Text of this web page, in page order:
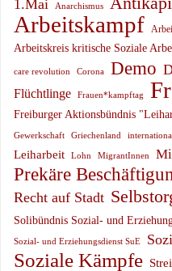
1.Mai Anarchismus
Arbeitskampf
Arbeitskreis kritische Soziale
care revolution Corona Demo
Flüchtlinge Frauen*kampftag
Freiburger Aktionsbündnis
Gewerkschaft Griechenland
Leiharbeit Lohn MigrantInnen
Prekäre
Recht auf Stadt
Solibündnis Sozial- und
Sozial- und Erziehungsdienst SuE
Soziale Kämpfe